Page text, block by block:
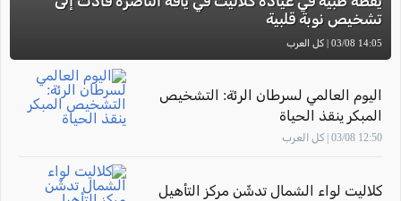
تشخيص نوبة قلبية
14:05 03/08 | كل العرب
اليوم العالمي لسرطان الرئة: التشخيص
المبكر ينقذ الحياة
12:50 03/08 | كل العرب
كلاليت لواء الشمال تدشّن مركز التأهيل